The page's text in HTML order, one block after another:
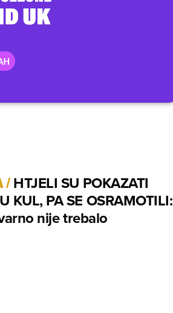
/HTJELI SU POKAZATI
KUL, PA SE OSRAMOTILI:
nije trebalo